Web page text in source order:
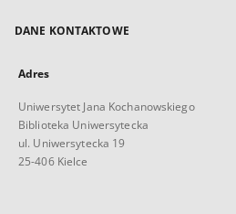
DANE KONTAKTOWE
Adres
Uniwersytet Jana Kochanowskiego
Biblioteka Uniwersytecka
ul. Uniwersytecka 19
25-406 Kielce